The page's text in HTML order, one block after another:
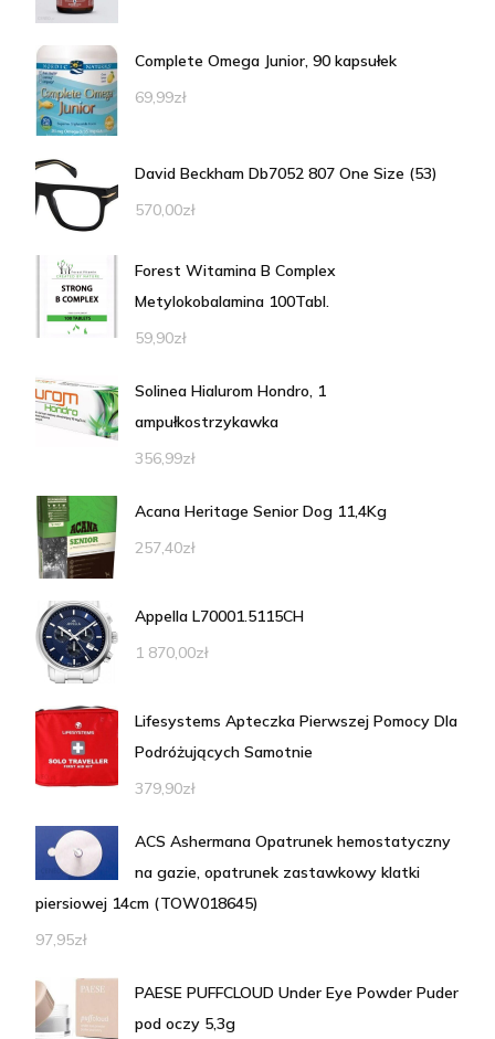
Complete Omega Junior, 90 kapsułek
69,99zł
David Beckham Db7052 807 One Size (53)
570,00zł
Forest Witamina B Complex
Metylokobalamina 100Tabl.
59,90zł
Solinea Hialurom Hondro, 1
ampułkostrzykawka
356,99zł
Acana Heritage Senior Dog 11,4Kg
257,40zł
Appella L70001.5115CH
1 870,00zł
Lifesystems Apteczka Pierwszej Pomocy Dla
Podróżujących Samotnie
379,90zł
ACS Ashermana Opatrunek hemostatyczny
na gazie, opatrunek zastawkowy klatki
piersiowej 14cm (TOW018645)
97,95zł
PAESE PUFFCLOUD Under Eye Powder Puder
pod oczy 5,3g